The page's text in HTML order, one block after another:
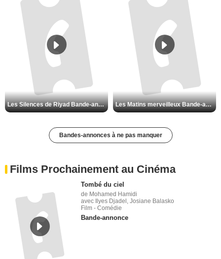
Les Silences de Riyad Bande-annonce VO STFR Les Matins merveilleux Bande-annonce VF
Bandes-annonces à ne pas manquer
Films Prochainement au Cinéma
Tombé du ciel
de Mohamed Hamidi
avec Ilyes Djadel, Josiane Balasko
Film - Comédie
Bande-annonce